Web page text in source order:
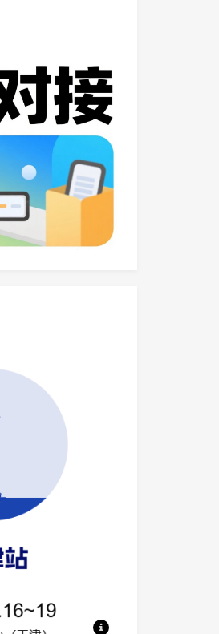
地点：国家会展中心（天津）